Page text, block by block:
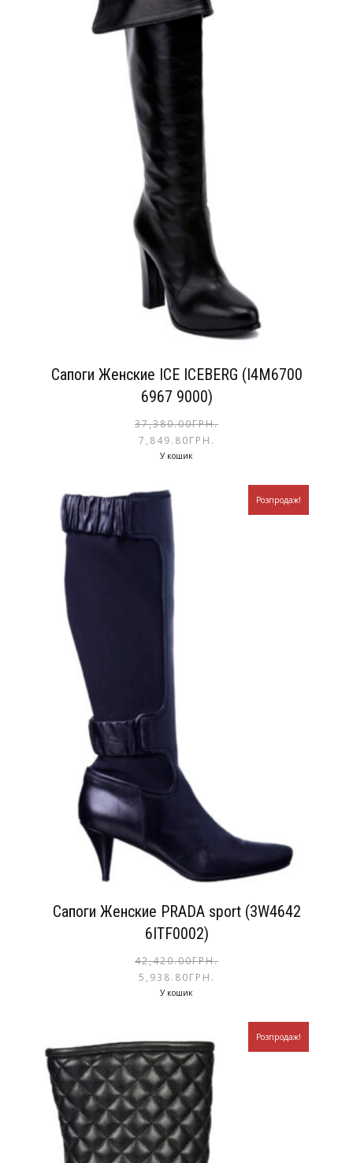
Сапоги Женские ICE ICEBERG (I4M6700
6967 9000)
37,380.00ГРН.
7,849.80ГРН.
У кошик
Сапоги Женские PRADA sport (3W4642
6ITF0002)
Розпродаж!
42,420.00ГРН.
5,938.80ГРН.
У кошик
Розпродаж!